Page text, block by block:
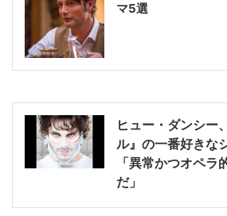
マ5選
ヒュー・ダンシー
ル』の一番好きな
「異常かつオペラ
だ」